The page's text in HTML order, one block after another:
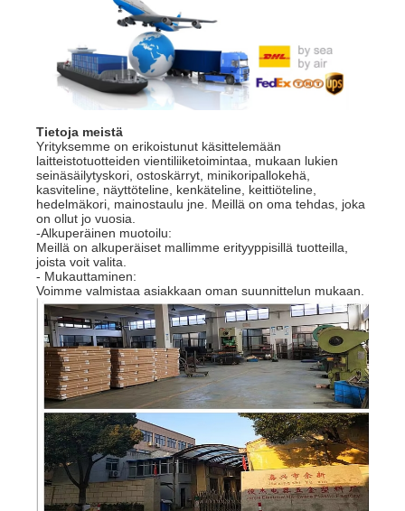
Tietoja meistä
Yrityksemme on erikoistunut käsittelemään
laitteistotuotteiden vientiliiketoimintaa, mukaan lukien
seinäsäilytyskori, ostoskärryt, minikoripallokehä,
kasviteline, näyttöteline, kenkäteline, keittiöteline,
hedelmäkori, mainostaulu jne. Meillä on oma tehdas, joka
on ollut jo vuosia.
-Alkuperäinen muotoilu:
Meillä on alkuperäiset mallimme erityyppisillä tuotteilla,
joista voit valita.
- Mukauttaminen:
Voimme valmistaa asiakkaan oman suunnittelun mukaan.